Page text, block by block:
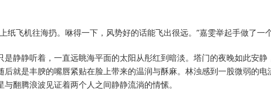
纸飞机往海扔。咻得一下，风势好的话能飞出很远。”嘉雯举起手做了一
是静静听着，一直远眺海平面的太阳从彤红到暗淡。塔门的夜晚如此安
后就是丰腴的嘴唇紧贴在脸上带来的温润与酥麻。林浊感到一股微弱的
翻腾浪波见证着两个人之间静静流淌的情愫。